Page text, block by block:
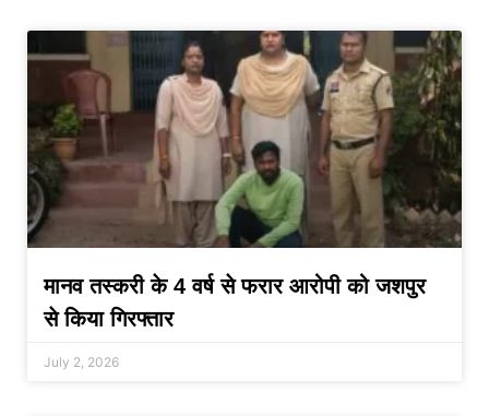
मानव तस्करी के 4 वर्ष से फरार आरोपी को जशपुर
से किया गिरफ्तार
July 2, 2026